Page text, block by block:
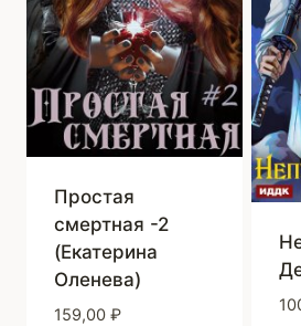
Простая
смертная -2
(Екатерина
Оленева)
159,00 ₽